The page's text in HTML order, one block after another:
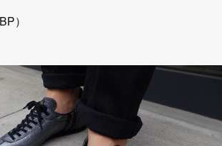
）